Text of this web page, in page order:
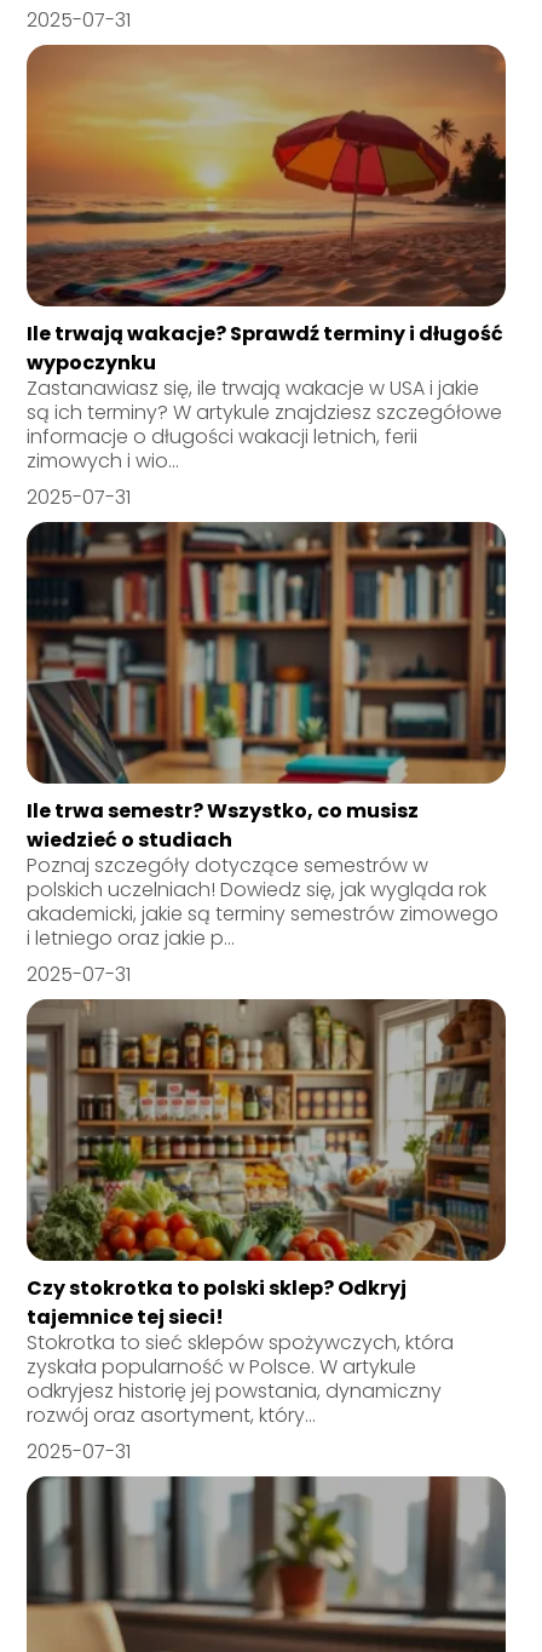
2025-07-31
Ile trwają wakacje? Sprawdź terminy i długość
wypoczynku
Zastanawiasz się, ile trwają wakacje w USA i jakie
są ich terminy? W artykule znajdziesz szczegółowe
informacje o długości wakacji letnich, ferii
zimowych i wio...
2025-07-31
Ile trwa semestr? Wszystko, co musisz
wiedzieć o studiach
Poznaj szczegóły dotyczące semestrów w
polskich uczelniach! Dowiedz się, jak wygląda rok
akademicki, jakie są terminy semestrów zimowego
i letniego oraz jakie p...
2025-07-31
Czy stokrotka to polski sklep? Odkryj
tajemnice tej sieci!
Stokrotka to sieć sklepów spożywczych, która
zyskała popularność w Polsce. W artykule
odkryjesz historię jej powstania, dynamiczny
rozwój oraz asortyment, który...
2025-07-31